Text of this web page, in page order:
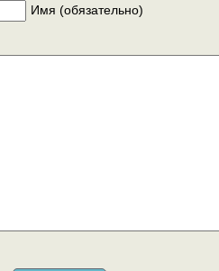
Имя (обязательно)